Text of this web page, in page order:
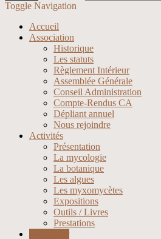
Toggle Navigation
Accueil
Association
Historique
Les statuts
Règlement Intérieur
Assemblée Générale
Conseil Administration
Compte-Rendus CA
Dépliant annuel
Nous rejoindre
Activités
Présentation
La mycologie
La botanique
Les algues
Les myxomycètes
Expositions
Outils / Livres
Prestations